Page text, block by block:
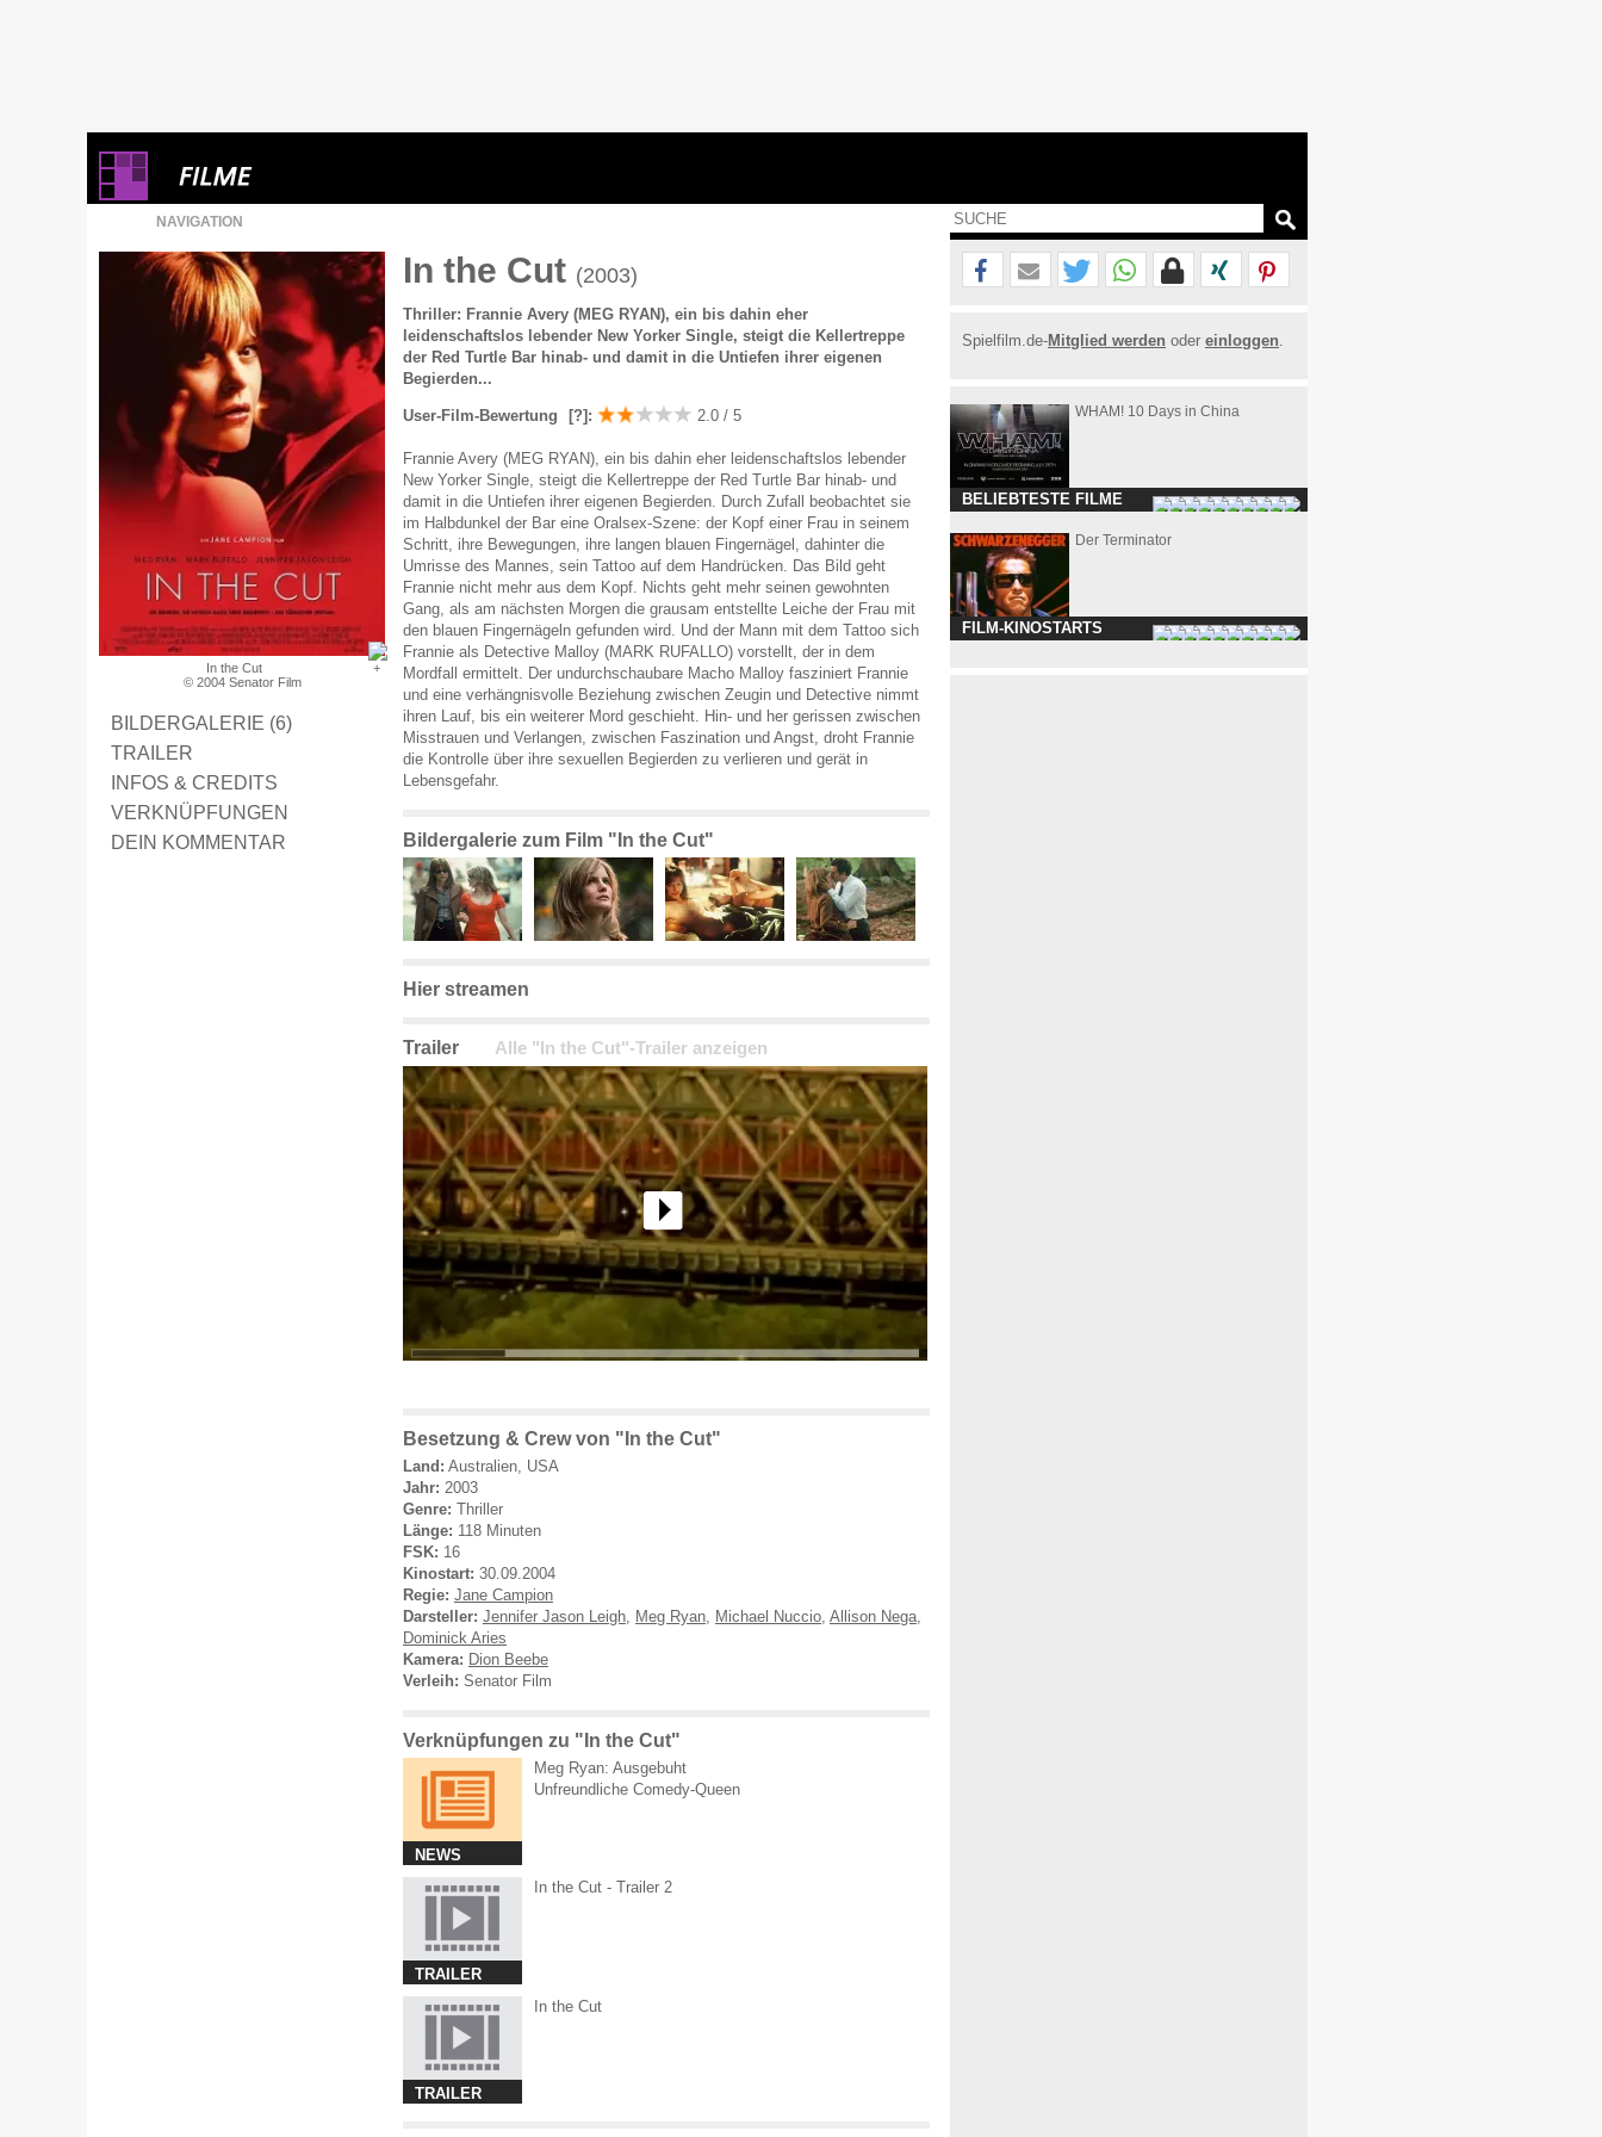
NAVIGATION
In the Cut
© 2004 Senator Film
BILDERGALERIE (6)
TRAILER
INFOS & CREDITS
VERKNÜPFUNGEN
DEIN KOMMENTAR
In the Cut (2003)
Thriller: Frannie Avery (MEG RYAN), ein bis dahin eher
leidenschaftslos lebender New Yorker Single, steigt die Kellertreppe
der Red Turtle Bar hinab- und damit in die Untiefen ihrer eigenen
Begierden...
User-Film-Bewertung [?] : 2.0 / 5
Frannie Avery (MEG RYAN), ein bis dahin eher leidenschaftslos lebender
New Yorker Single, steigt die Kellertreppe der Red Turtle Bar hinab- und
damit in die Untiefen ihrer eigenen Begierden. Durch Zufall beobachtet sie
im Halbdunkel der Bar eine Oralsex-Szene: der Kopf einer Frau in seinem
Schritt, ihre Bewegungen, ihre langen blauen Fingernägel, dahinter die
Umrisse des Mannes, sein Tattoo auf dem Handrücken. Das Bild geht
Frannie nicht mehr aus dem Kopf. Nichts geht mehr seinen gewohnten
Gang, als am nächsten Morgen die grausam entstellte Leiche der Frau mit
den blauen Fingernägeln gefunden wird. Und der Mann mit dem Tattoo sich
Frannie als Detective Malloy (MARK RUFALLO) vorstellt, der in dem
Mordfall ermittelt. Der undurchschaubare Macho Malloy fasziniert Frannie
und eine verhängnisvolle Beziehung zwischen Zeugin und Detective nimmt
ihren Lauf, bis ein weiterer Mord geschieht. Hin- und her gerissen zwischen
Misstrauen und Verlangen, zwischen Faszination und Angst, droht Frannie
die Kontrolle über ihre sexuellen Begierden zu verlieren und gerät in
Lebensgefahr.
Bildergalerie zum Film "In the Cut"
Hier streamen
Trailer Alle "In the Cut"-Trailer anzeigen
Besetzung & Crew von "In the Cut"
Land: Australien, USA
Jahr: 2003
Genre: Thriller
Länge: 118 Minuten
FSK: 16
Kinostart: 30.09.2004
Regie: Jane Campion
Darsteller: Jennifer Jason Leigh, Meg Ryan, Michael Nuccio, Allison Nega,
Dominick Aries
Kamera: Dion Beebe
Verleih: Senator Film
Verknüpfungen zu "In the Cut"
NEWS
Meg Ryan: Ausgebuht
Unfreundliche Comedy-Queen
TRAILER
In the Cut - Trailer 2
TRAILER
In the Cut
Spielfilm.de-Mitglied werden oder einloggen.
WHAM! 10 Days in China
BELIEBTESTE FILME
Der Terminator
FILM-KINOSTARTS